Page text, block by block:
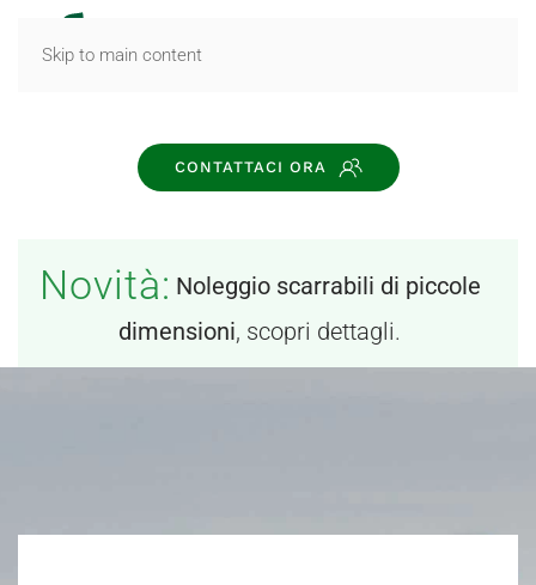
Skip to main content
CONTATTACI ORA
Novità: Noleggio scarrabili di piccole
dimensioni, scopri dettagli.